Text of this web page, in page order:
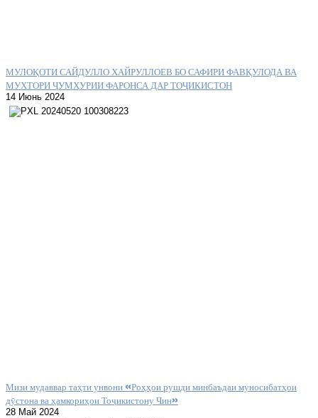
МУЛОҚОТИ САЙДУЛЛО ХАЙРУЛЛОЕВ БО САФИРИ ФАВҚУЛОДА ВА
МУХТОРИ ҶУМҲУРИИ ФАРОНСА ДАР ТОҶИКИСТОН
14 Июнь 2024
Мизи мудаввар таҳти унвони «Роҳҳои рушди минбаъдаи муносибатҳои
дӯстона ва ҳамкориҳои Тоҷикистону Чин»
28 Май 2024